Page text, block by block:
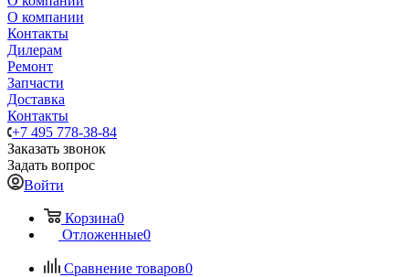
О компании
Контакты
Дилерам
Ремонт
Запчасти
Доставка
Контакты
+7 495 778-38-84
Заказать звонок
Задать вопрос
Войти
Корзина0
Отложенные0
Сравнение товаров0